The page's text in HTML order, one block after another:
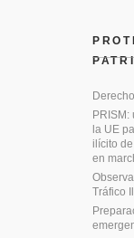
la UE
ilícito
en
Tráfico